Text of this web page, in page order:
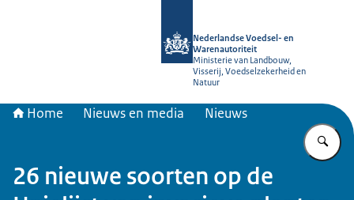
Nederlandse Voedsel- en
Warenautoriteit
Ministerie van Landbouw,
Visserij, Voedselzekerheid en
Natuur
Home Nieuws en media Nieuws
26 nieuwe soorten op de